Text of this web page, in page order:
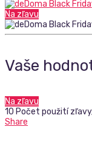
Na zľavu
Vaše
Na zľavu
10 Počet použití
Share